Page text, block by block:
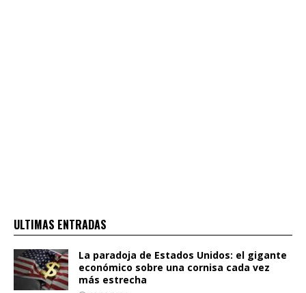
ULTIMAS ENTRADAS
La paradoja de Estados Unidos: el gigante
económico sobre una cornisa cada vez
más estrecha